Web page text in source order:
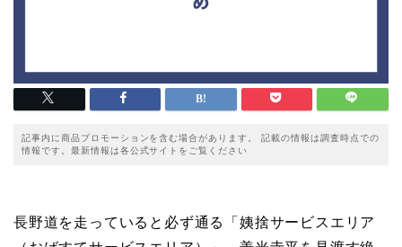
記事内に商品プロモーションを含む場合があります。 記載の情報は調査時点での
情報です。最新情報は各公式サイトをご覧ください
長野道を走っていると必ず通る「姨捨サービスエリア